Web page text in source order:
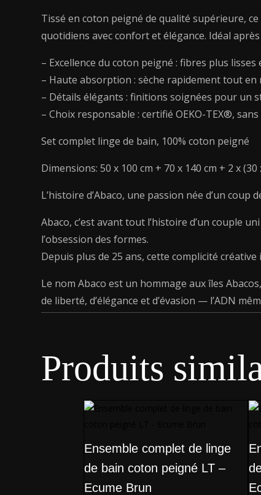
Tissé en coton peigné de qualité supérieure,
quotidiens avec confort et élégance. Idéal
– Excellence du coton peigné : fibres plus
– Haute absorption : sèche rapidement tout
– Détails élégants : finitions soignées pour un
– Choix responsable : certifié OEKO-TEX®,
Set complet linge de bain, 100% coton peigné
Dimensions: 50 x 100 cm + 70 x 140 cm + 2 x (30
L’histoire d’Abaco, une passion née d’un coup
Abaco, c’est avant tout l’histoire d’un couple
l’obsession des formes.
Depuis plus de 25 ans, cette complicité
Le nom Abaco est un hommage aux îles
de liberté, d’élégance et d’évasion — l’ADN
Produits
Ensemble complet de linge
de bain coton peigné LT –
Ecume Brun